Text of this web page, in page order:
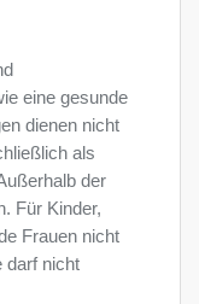
eine gesunde
dienen nicht
als
der
Für Kinder,
Frauen nicht
darf nicht